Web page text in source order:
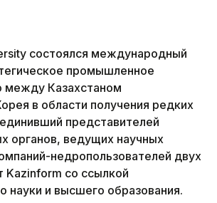
состоялся международный
промышленное
между Казахстаном
в области получения редких
представителей
органов, ведущих научных
недропользователей двух
Kazinform со ссылкой
науки и высшего образования.